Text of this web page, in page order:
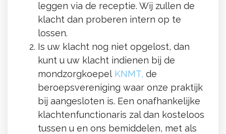
leggen via de receptie. Wij zullen de
klacht dan proberen intern op te
lossen.
Is uw klacht nog niet opgelost, dan
kunt u uw klacht indienen bij de
mondzorgkoepel KNMT, de
beroepsvereniging waar onze praktijk
bij aangesloten is. Een onafhankelijke
klachtenfunctionaris zal dan kosteloos
tussen u en ons bemiddelen, met als